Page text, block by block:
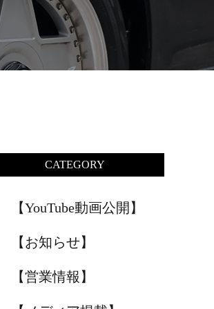
CATEGORY
【YouTube動画公開】
【お知らせ】
【営業情報】